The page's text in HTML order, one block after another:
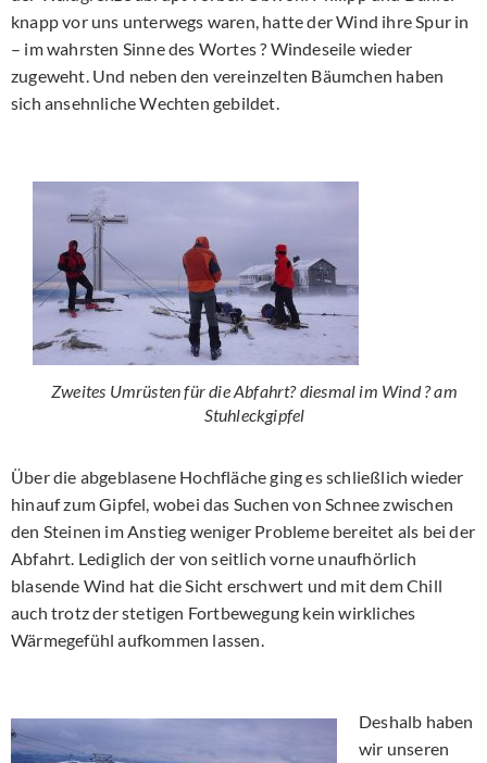
knapp vor uns unterwegs waren, hatte der Wind ihre Spur in
– im wahrsten Sinne des Wortes ? Windeseile wieder
zugeweht. Und neben den vereinzelten Bäumchen haben
sich ansehnliche Wechten gebildet.
Zweites Umrüsten für die Abfahrt? diesmal im Wind ? am
Stuhleckgipfel
Über die abgeblasene Hochfläche ging es schließlich wieder
hinauf zum Gipfel, wobei das Suchen von Schnee zwischen
den Steinen im Anstieg weniger Probleme bereitet als bei der
Abfahrt. Lediglich der von seitlich vorne unaufhörlich
blasende Wind hat die Sicht erschwert und mit dem Chill
auch trotz der stetigen Fortbewegung kein wirkliches
Wärmegefühl aufkommen lassen.
Deshalb haben
wir unseren